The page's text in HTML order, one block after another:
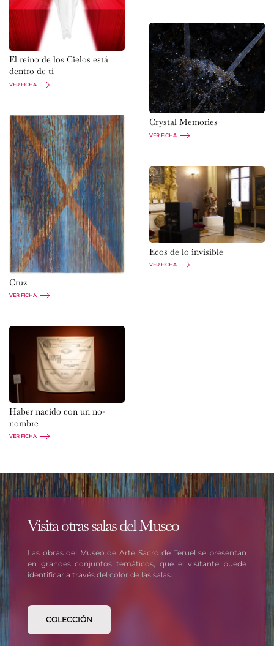
El reino de los Cielos está
dentro de ti
VER FICHA
Cruz
VER FICHA
Crystal Memories
VER FICHA
Haber nacido con un no-
nombre
VER FICHA
Ecos de lo invisible
VER FICHA
Visita otras salas del Museo
Las obras del Museo de Arte Sacro de Teruel se presentan
en grandes conjuntos temáticos, que el visitante puede
identificar a través del color de las salas.
COLECCIÓN